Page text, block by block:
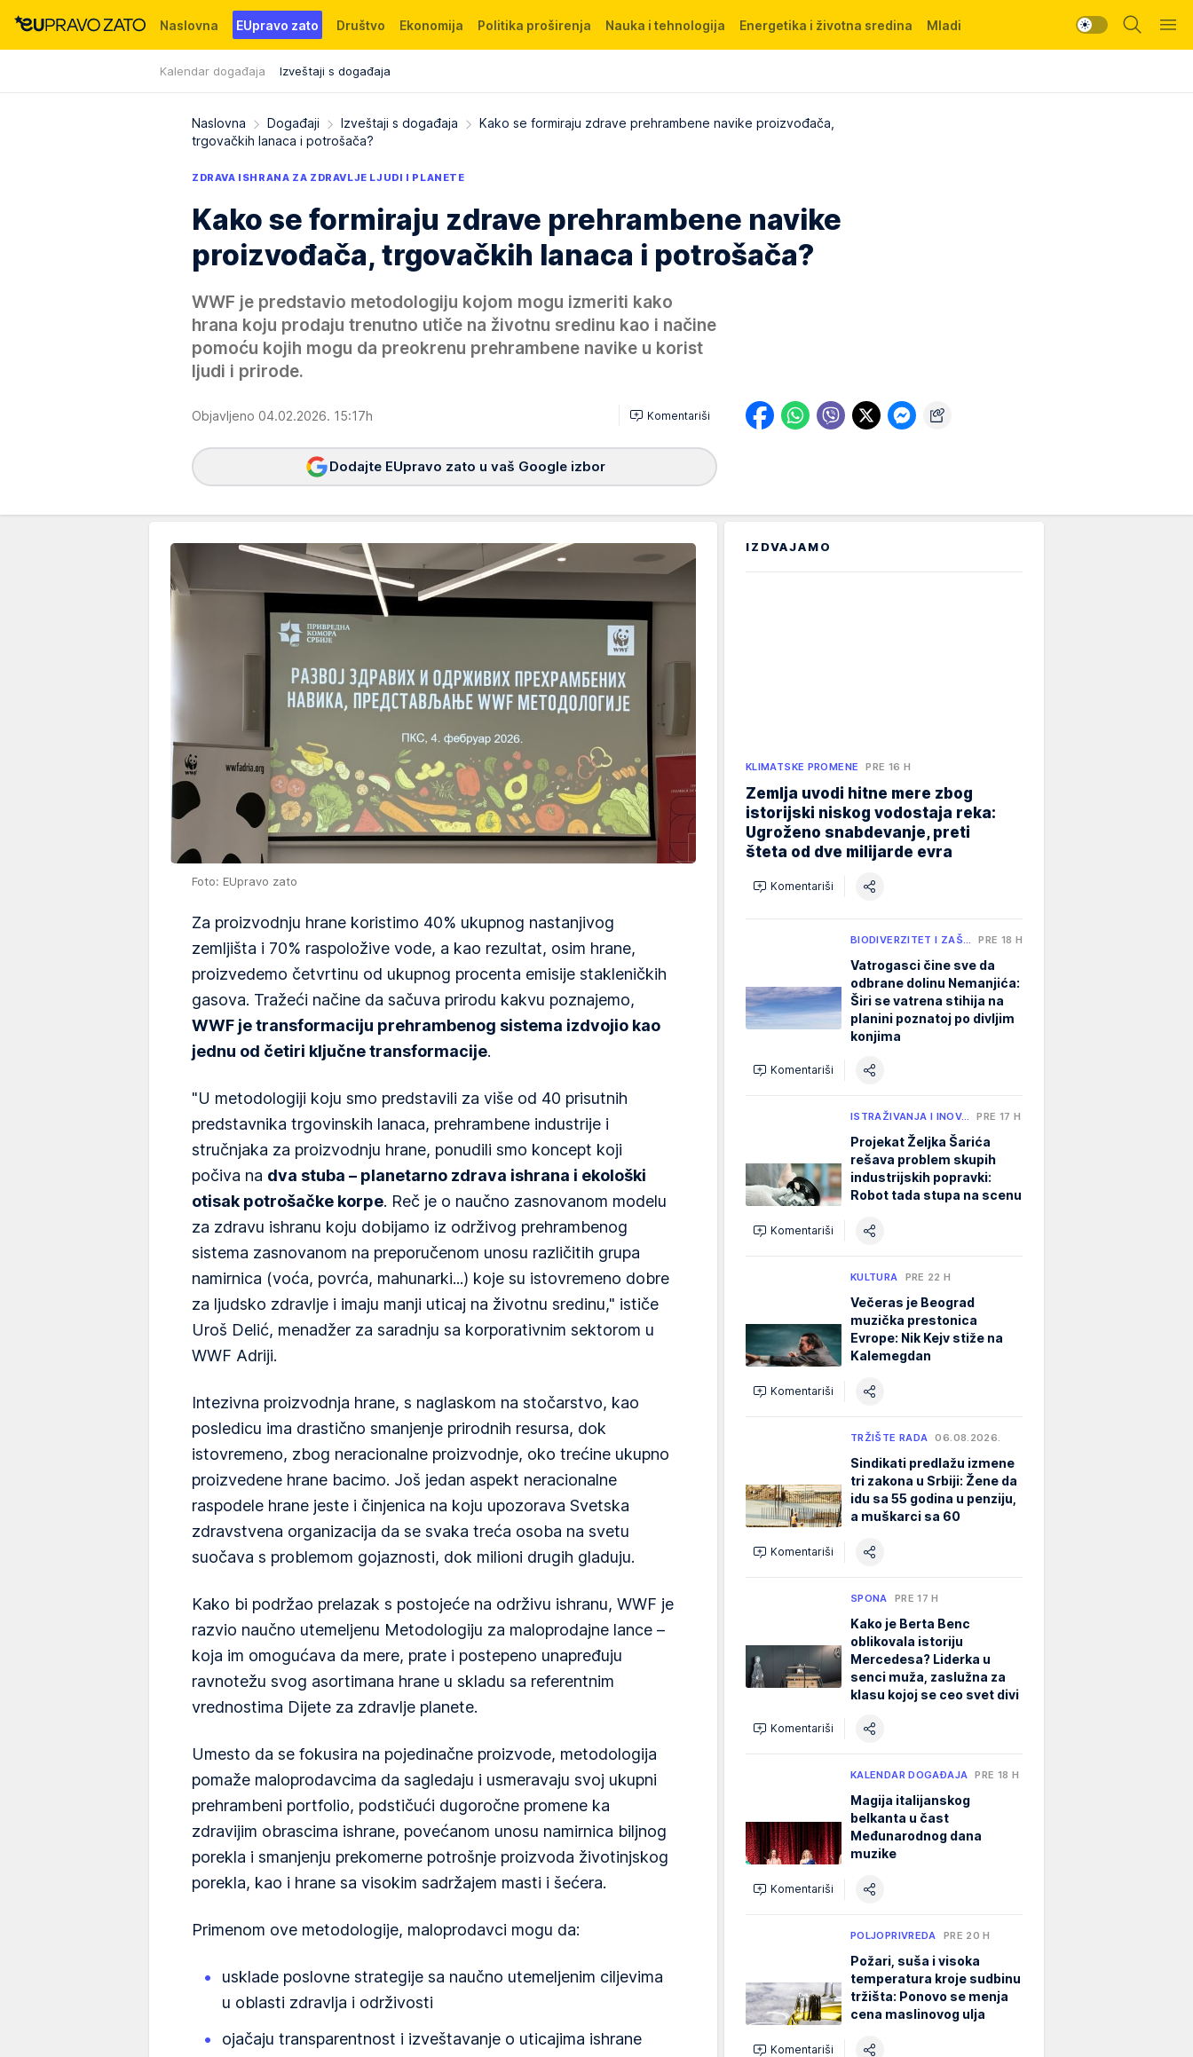
Naslovna EUpravo zato Društvo Ekonomija Politika proširenja Nauka i tehnologija Energetika i životna sredina Mladi
Događaji
Kalendar događaja Izveštaji s događaja
News WMG fondacija
Naslovna Događaji Izveštaji s događaja
Kako se formiraju zdrave prehrambene navike proizvođača,
trgovačkih lanaca i potrošača?
ZDRAVA ISHRANA ZA ZDRAVLJE LJUDI I PLANETE
Kako se formiraju zdrave prehrambene navike
proizvođača, trgovačkih lanaca i potrošača?
WWF je predstavio metodologiju kojom mogu izmeriti kako
hrana koju prodaju trenutno utiče na životnu sredinu kao i načine
pomoću kojih mogu da preokrenu prehrambene navike u korist
ljudi i prirode.
Objavljeno 04.02.2026. 15:17h Komentariši
Dodajte EUpravo zato u vaš Google izbor
Foto: EUpravo zato
Za proizvodnju hrane koristimo 40% ukupnog nastanjivog
zemljišta i 70% raspoložive vode, a kao rezultat, osim hrane,
proizvedemo četvrtinu od ukupnog procenta emisije stakleničkih
gasova. Tražeći načine da sačuva prirodu kakvu poznajemo,
WWF je transformaciju prehrambenog sistema izdvojio kao
jednu od četiri ključne transformacije.
"U metodologiji koju smo predstavili za više od 40 prisutnih
predstavnika trgovinskih lanaca, prehrambene industrije i
stručnjaka za proizvodnju hrane, ponudili smo koncept koji
počiva na dva stuba – planetarno zdrava ishrana i ekološki
otisak potrošačke korpe. Reč je o naučno zasnovanom modelu
za zdravu ishranu koju dobijamo iz održivog prehrambenog
sistema zasnovanom na preporučenom unosu različitih grupa
namirnica (voća, povrća, mahunarki...) koje su istovremeno dobre
za ljudsko zdravlje i imaju manji uticaj na životnu sredinu," ističe
Uroš Delić, menadžer za saradnju sa korporativnim sektorom u
WWF Adriji.
Intezivna proizvodnja hrane, s naglaskom na stočarstvo, kao
posledicu ima drastično smanjenje prirodnih resursa, dok
istovremeno, zbog neracionalne proizvodnje, oko trećine ukupno
proizvedene hrane bacimo. Još jedan aspekt neracionalne
raspodele hrane jeste i činjenica na koju upozorava Svetska
zdravstvena organizacija da se svaka treća osoba na svetu
suočava s problemom gojaznosti, dok milioni drugih gladuju.
Kako bi podržao prelazak s postojeće na održivu ishranu, WWF je
razvio naučno utemeljenu Metodologiju za maloprodajne lance –
koja im omogućava da mere, prate i postepeno unapređuju
ravnotežu svog asortimana hrane u skladu sa referentnim
vrednostima Dijete za zdravlje planete.
Umesto da se fokusira na pojedinačne proizvode, metodologija
pomaže maloprodavcima da sagledaju i usmeravaju svoj ukupni
prehrambeni portfolio, podstičući dugoročne promene ka
zdravijim obrascima ishrane, povećanom unosu namirnica biljnog
porekla i smanjenju prekomerne potrošnje proizvoda životinjskog
porekla, kao i hrane sa visokim sadržajem masti i šećera.
Primenom ove metodologije, maloprodavci mogu da:
usklade poslovne strategije sa naučno utemeljenim ciljevima
u oblasti zdravlja i održivosti
ojačaju transparentnost i izveštavanje o uticajima ishrane
IZDVAJAMO
KLIMATSKE PROMENE PRE 16 H
Zemlja uvodi hitne mere zbog
istorijski niskog vodostaja reka:
Ugroženo snabdevanje, preti
šteta od dve milijarde evra
Komentariši
BIODIVERZITET I ZAŠ… PRE 18 H
Vatrogasci čine sve da
odbrane dolinu Nemanjića:
Širi se vatrena stihija na
planini poznatoj po divljim
konjima
Komentariši
ISTRAŽIVANJA I INOV… PRE 17 H
Projekat Željka Šarića
rešava problem skupih
industrijskih popravki:
Robot tada stupa na scenu
Komentariši
KULTURA PRE 22 H
Večeras je Beograd
muzička prestonica
Evrope: Nik Kejv stiže na
Kalemegdan
Komentariši
TRŽIŠTE RADA 06.08.2026.
Sindikati predlažu izmene
tri zakona u Srbiji: Žene da
idu sa 55 godina u penziju,
a muškarci sa 60
Komentariši
SPONA PRE 17 H
Kako je Berta Benc
oblikovala istoriju
Mercedesa? Liderka u
senci muža, zaslužna za
klasu kojoj se ceo svet divi
Komentariši
KALENDAR DOGAĐAJA PRE 18 H
Magija italijanskog
belkanta u čast
Međunarodnog dana
muzike
Komentariši
POLJOPRIVREDA PRE 20 H
Požari, suša i visoka
temperatura kroje sudbinu
tržišta: Ponovo se menja
cena maslinovog ulja
Komentariši